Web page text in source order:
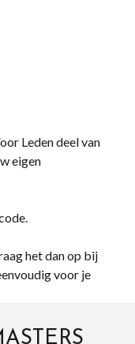
Leden deel van
eigen
het dan op bij
voor je